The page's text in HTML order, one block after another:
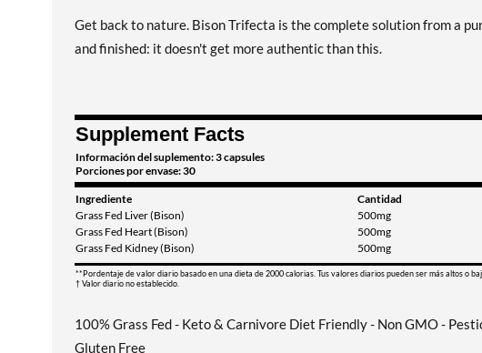
Get back to nature. Bison Trifecta is the complete solution from a
and finished: it doesn't get more authentic than this.
Supplement Facts
Información del suplemento: 3 capsules
Porciones por envase: 30
Ingrediente Cantidad
Grass Fed Liver (Bison)
500mg
Grass Fed Heart (Bison)
500mg
Grass Fed Kidney (Bison)
500mg
**Pordentaje de valor diario basado en una dieta de 2000 calorias. Tus valores diarios pueden ser más altos o
† Valor diario no establecido.
100% Grass Fed - Keto & Carnivore Diet Friendly - Non GMO -
Gluten Free